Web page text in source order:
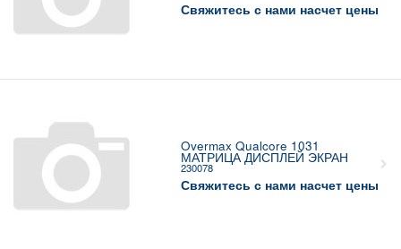
Свяжитесь с нами насчет цены
Overmax Qualcore 1031
МАТРИЦА ДИСПЛЕЙ ЭКРАН
230078
Свяжитесь с нами насчет цены